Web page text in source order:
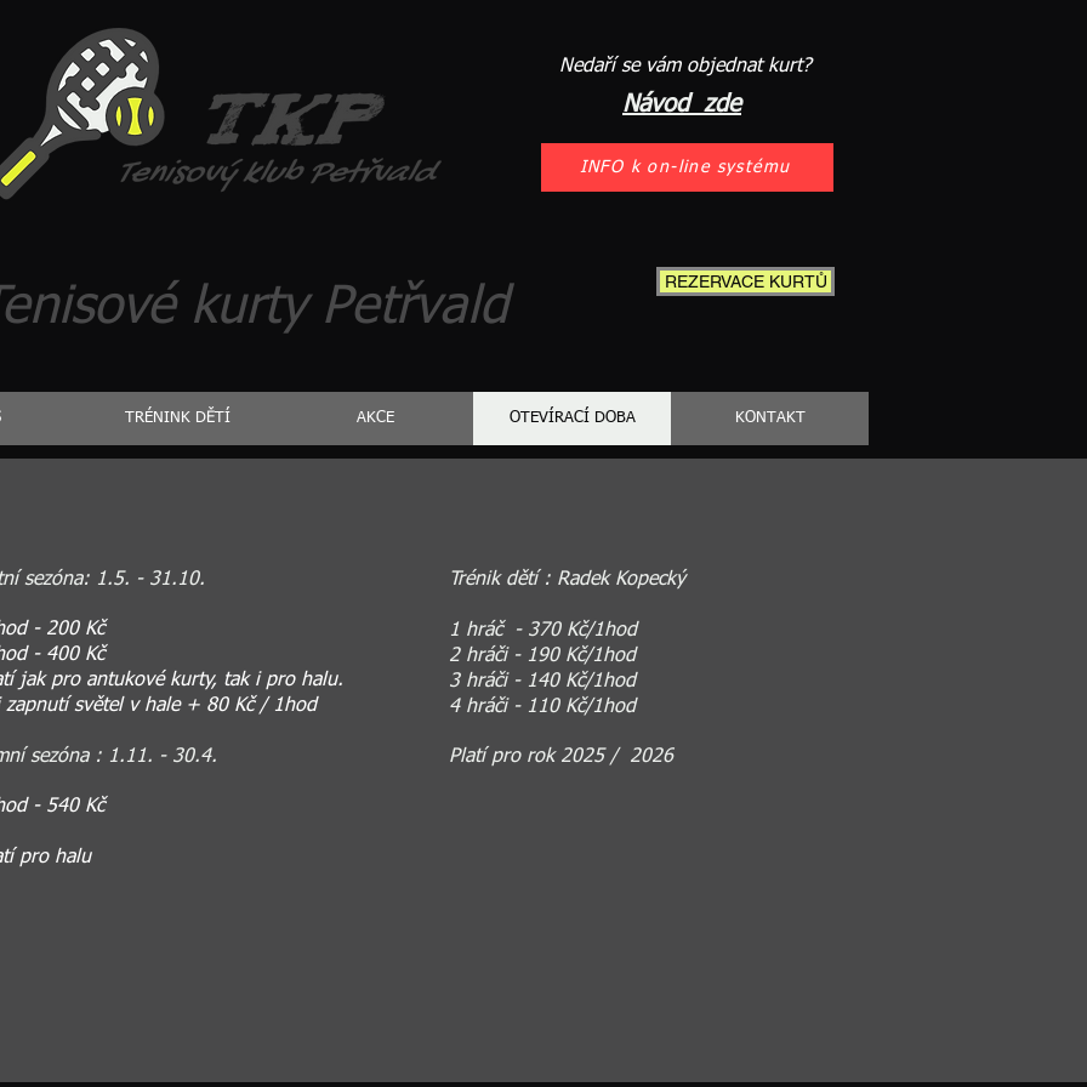
Nedaří se vám objednat kurt?
Návod zde
INFO k on-line systému
kurty Petřvald REZERVACE KURTŮ
TRÉNINK DĚTÍ AKCE OTEVÍRACÍ DOBA KONTAKT
sezóna: 1.5. - 31.10.
- 200 Kč
- 400 Kč
jak pro antukové kurty, tak i pro halu.
zapnutí světel v hale + 80 Kč / 1hod
sezóna : 1.11. - 30.4.
- 540 Kč
pro halu
Trénik dětí : Radek Kopecký
1 hráč - 370 Kč/1hod
2 hráči - 190 Kč/1hod
3 hráči - 140 Kč/1hod
4 hráči - 110 Kč/1hod
Platí pro rok 2025 / 2026